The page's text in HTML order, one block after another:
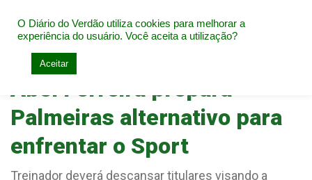
Home Notícias do Palmeiras
Abel Ferreira prepara
Palmeiras alternativo para
enfrentar o Sport
Treinador deverá descansar titulares visando a
O Diário do Verdão utiliza cookies para melhorar a
experiência do usuário. Você aceita a utilização?
Aceitar